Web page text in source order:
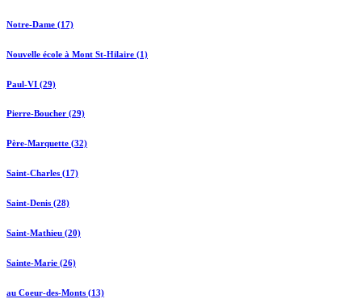
Notre-Dame (17)
Nouvelle école à Mont St-Hilaire (1)
Paul-VI (29)
Pierre-Boucher (29)
Père-Marquette (32)
Saint-Charles (17)
Saint-Denis (28)
Saint-Mathieu (20)
Sainte-Marie (26)
au Coeur-des-Monts (13)